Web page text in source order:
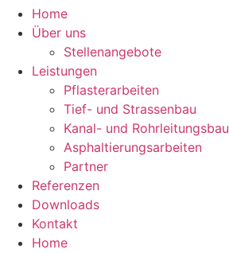
Home
Über uns
Stellenangebote
Leistungen
Pflasterarbeiten
Tief- und Strassenbau
Kanal- und Rohrleitungsbau
Asphaltierungsarbeiten
Partner
Referenzen
Downloads
Kontakt
Home